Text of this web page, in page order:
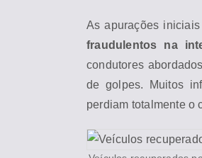
As apurações
fraudulentos na
condutores
de golpes. Muitos
perdiam totalmente o